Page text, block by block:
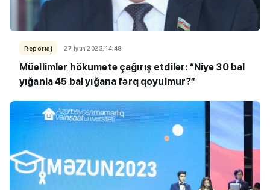
Reportaj 27 İyun 2023, 14:48
Müəllimlər hökumətə çağırış etdilər: “Niyə 30 bal
yığanla 45 bal yığana fərq qoyulmur?”